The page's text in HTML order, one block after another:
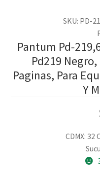
SKU: PD-
Pantum Pd-
Pd219
Paginas, Para
Y
CDMX: 32